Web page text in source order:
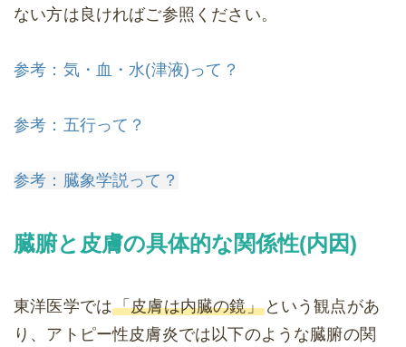
ない方は良ければご参照ください。
参考：気・血・水(津液)って？
参考：五行って？
参考：臓象学説って？
臓腑と皮膚の具体的な関係性(内因)
東洋医学では「皮膚は内臓の鏡」という観点があ
り、アトピー性皮膚炎では以下のような臓腑の関